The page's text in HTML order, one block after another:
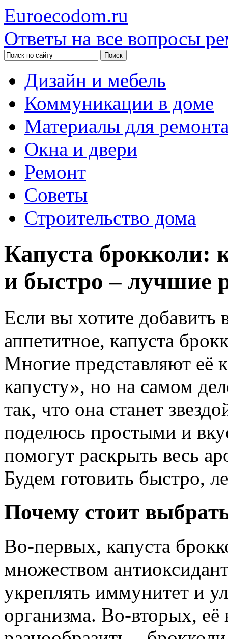
Euroecodom.ru
Ответы на все вопросы
Дизайн и мебель
Коммуникации в доме
Материалы для
Окна и двери
Ремонт
Советы
Строительство дома
Капуста брокколи:
и быстро – лучшие
Если вы хотите добавить
аппетитное, капуста
Многие представляют её
капусту», но на самом
так, что она станет
поделюсь простыми и
помогут раскрыть весь
Будем готовить быстро,
Почему стоит
Во-первых, капуста
множеством
укреплять иммунитет и
организма. Во-вторых, её